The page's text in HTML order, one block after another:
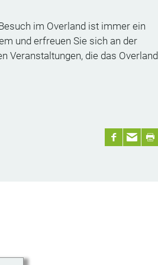
im Overland ist immer ein
und erfreuen Sie sich an der
Veranstaltungen, die das Overland